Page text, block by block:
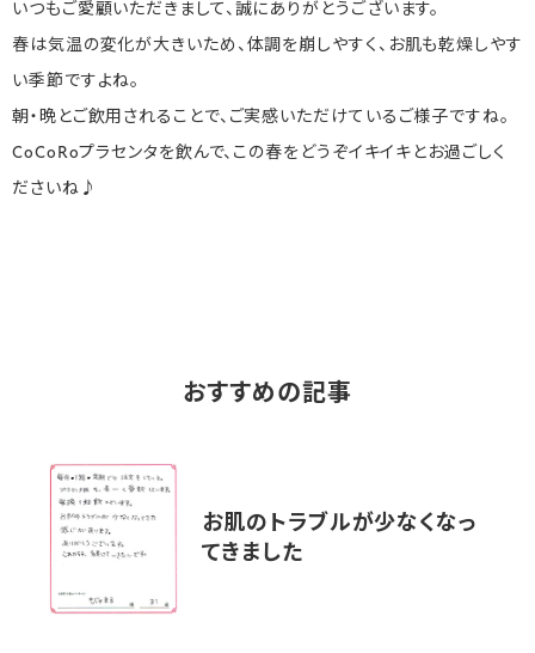
いつもご愛顧いただきまして、誠にありがとうございます。
春は気温の変化が大きいため、体調を崩しやすく、お肌も乾燥しやす
い季節ですよね。
朝・晩とご飲用されることで、ご実感いただけているご様子ですね。
CoCoRoプラセンタを飲んで、この春をどうぞイキイキとお過ごしく
ださいね♪
おすすめの記事
お肌のトラブルが少なくなっ
てきました